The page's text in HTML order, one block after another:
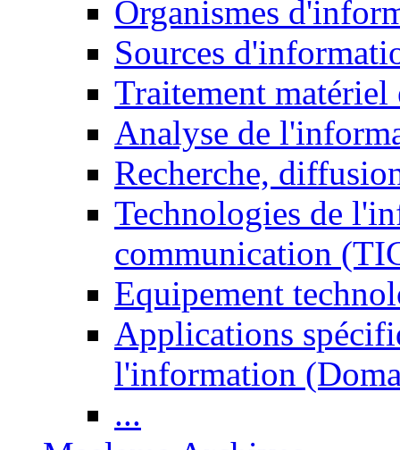
Organismes
Sources
Traitement matériel
Analyse de
Recherche,
Technologies de
communication
Equipement
Applications
l'information
...